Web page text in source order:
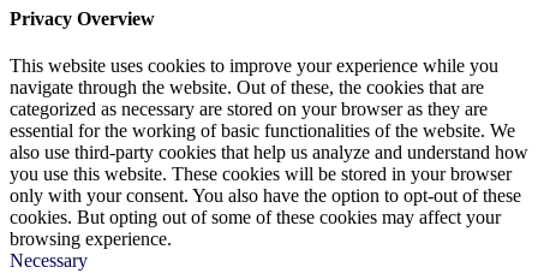
Privacy Overview
This website uses cookies to improve your experience while you
navigate through the website. Out of these, the cookies that are
categorized as necessary are stored on your browser as they are
essential for the working of basic functionalities of the website. We
also use third-party cookies that help us analyze and understand how
you use this website. These cookies will be stored in your browser
only with your consent. You also have the option to opt-out of these
cookies. But opting out of some of these cookies may affect your
browsing experience.
Necessary